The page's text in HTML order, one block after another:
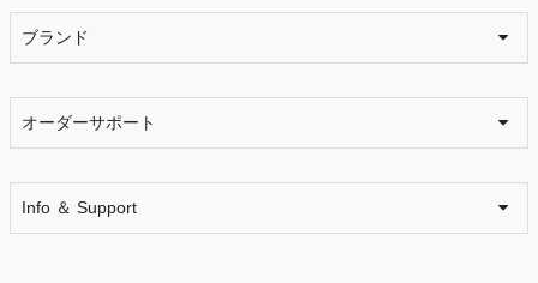
ブランド
オーダーサポート
Info ＆ Support